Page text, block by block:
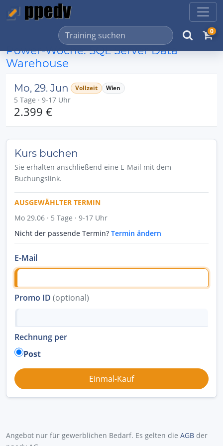
0
Power-Woche: SQL Server Data
Warehouse
Mo, 29. Jun Vollzeit Wien
5 Tage · 9-17 Uhr
2.399 €
Kurs buchen
Sie erhalten anschließend eine E-Mail mit dem
Buchungslink.
AUSGEWÄHLTER TERMIN
Mo 29.06 · 5 Tage · 9-17 Uhr
Nicht der passende Termin? Termin ändern
E-Mail
Promo ID (optional)
Rechnung per
Post
Angebot nur für gewerblichen Bedarf. Es gelten die AGB der